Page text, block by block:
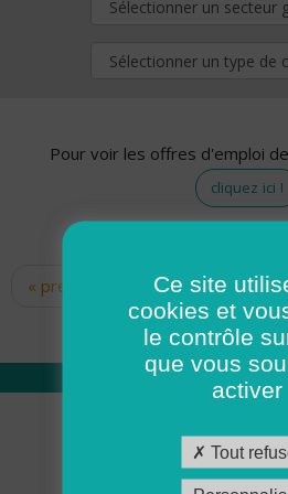
Pour voir les offres d'emploi
cliquez ici !
Pages
« premier ‹ précédent …
14 15
Qui sommes
Académie
Ce site
cookies et
le contrôle
que vous
activer
Tout